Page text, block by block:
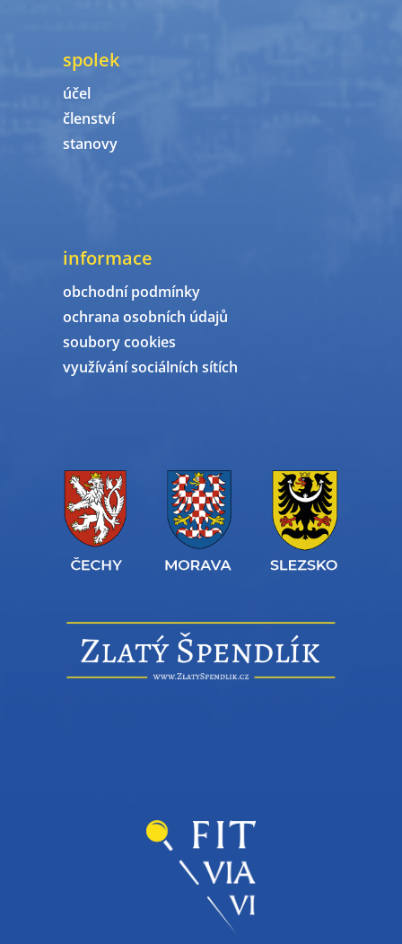
spolek
účel
členství
stanovy
informace
obchodní podmínky
ochrana osobních údajů
soubory cookies
využívání sociálních sítích